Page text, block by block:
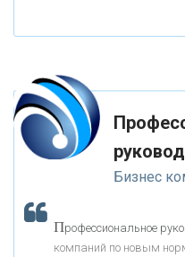
«ФК ОТКРЫТИЕ»
«ЗАПСИБКОМБАНК»
«РОСЕВРОБАНК»
«ПРЕСС-СЛУЖБА
Бизнес
Профессиональное
компаний по новым